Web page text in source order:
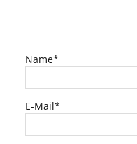
Name*
E-Mail*